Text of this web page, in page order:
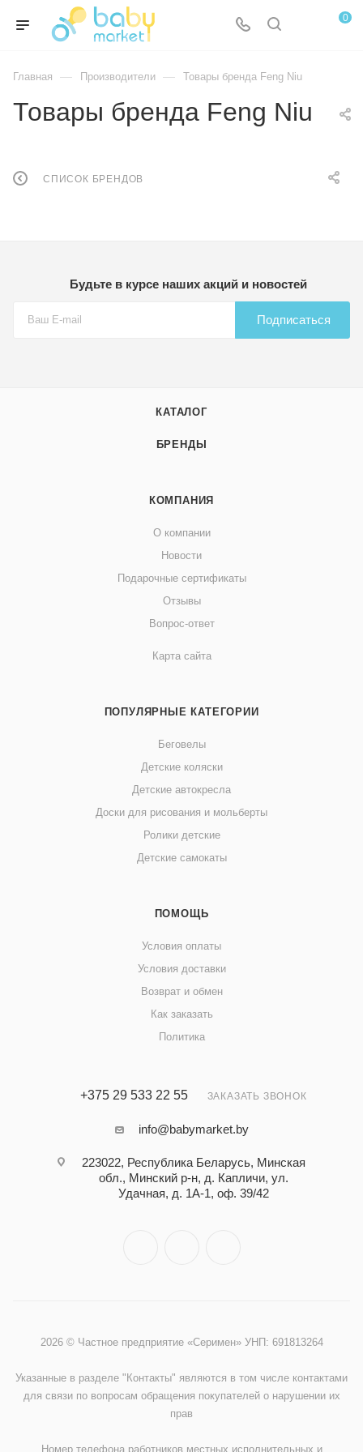
0
Главная — Производители — Товары бренда Feng Niu
Товары бренда Feng Niu
СПИСОК БРЕНДОВ
Будьте в курсе наших акций и новостей
Подписаться
КАТАЛОГ
БРЕНДЫ
КОМПАНИЯ
О компании
Новости
Подарочные сертификаты
Отзывы
Вопрос-ответ
Карта сайта
ПОПУЛЯРНЫЕ КАТЕГОРИИ
Беговелы
Детские коляски
Детские автокресла
Доски для рисования и мольберты
Ролики детские
Детские самокаты
ПОМОЩЬ
Условия оплаты
Условия доставки
Возврат и обмен
Как заказать
Политика
+375 29 533 22 55 ЗАКАЗАТЬ ЗВОНОК
info@babymarket.by
223022, Республика Беларусь, Минская
обл., Минский р-н, д. Капличи, ул.
Удачная, д. 1А-1, оф. 39/42
2026 © Частное предприятие «Серимен» УНП: 691813264
Указанные в разделе "Контакты" являются в том числе контактами
для связи по вопросам обращения покупателей о нарушении их
прав
Номер телефона работников местных исполнительных и